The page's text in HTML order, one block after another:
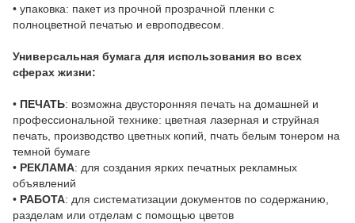
• упаковка: пакет из прочной прозрачной пленки с
полноцветной печатью и европодвесом.
Универсальная бумага для использования во всех
сферах жизни:
• ПЕЧАТЬ: возможна двусторонняя печать на домашней и
профессиональной технике: цветная лазерная и струйная
печать, производство цветных копий, пчать белым тонером на
темной бумаге
• РЕКЛАМА: для создания ярких печатных рекламных
объявлений
• РАБОТА: для систематизации документов по содержанию,
разделам или отделам с помощью цветов